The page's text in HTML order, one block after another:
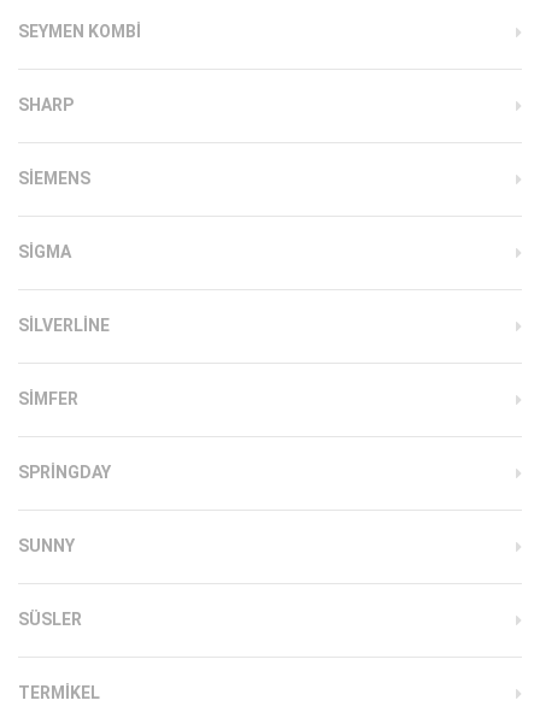
SEYMEN KOMBI
SHARP
SIEMENS
SIGMA
SILVERLINE
SIMFER
SPRINGDAY
SUNNY
SÜSLER
TERMIKEL